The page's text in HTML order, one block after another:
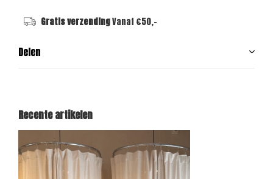
Gratis verzendingVanaf €50,-
Delen
Recente artikelen